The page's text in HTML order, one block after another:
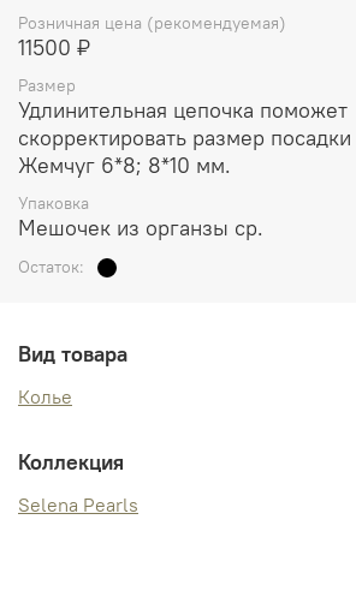
Розничная цена (рекомендуемая)
11500 ₽
Размер
Удлинительная цепочка поможет
скорректировать размер
Жемчуг 6*8; 8*10 мм.
Упаковка
Мешочек из органзы ср.
Остаток:
Вид товара
Колье
Коллекция
Selena Pearls